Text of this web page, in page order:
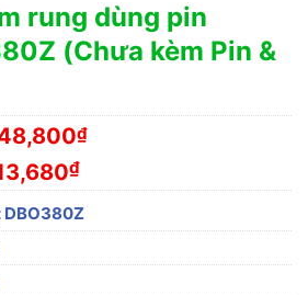
rung dùng pin
(Chưa kèm Pin &
₫
₫
DBO380Z